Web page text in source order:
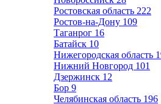
Ростовская область 222
Ростов-на-Дону 109
Таганрог 16
Батайск 10
Нижегородская область
Нижний Новгород 101
Дзержинск 12
Бор 9
Челябинская область 196